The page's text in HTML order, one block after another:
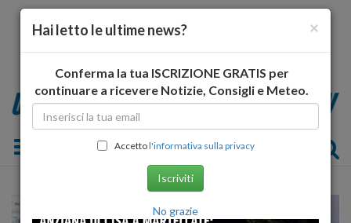
Toggle navigation
×
Hai letto le ultime news?
Conferma la tua ISCRIZIONE GRATIS per
continuare a ricevere Notizie, Consigli e Meteo.
Accettol'informativa sulla privacy
Iscriviti
No grazie